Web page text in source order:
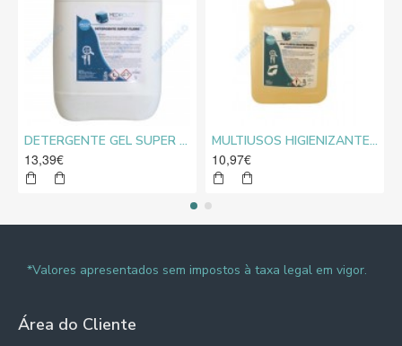
DETERGENTE GEL SUPER CLORO MEDIROLO® 10L
13,39€
MULTIUSOS HIGIENIZANTE DESENGORDURANTE NEUTRO MEDIROLO® 5L
10,97€
*Valores apresentados sem impostos à taxa legal em vigor.
Área do Cliente